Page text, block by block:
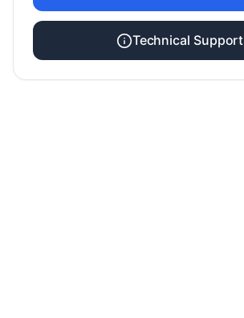
Technical Support